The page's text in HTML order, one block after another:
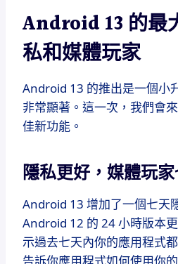
Android 13 的最
私和媒體玩家
Android 13 的推出是一個小
非常顯著。這一次，我們會
佳新功能。
隱私更好，媒體玩家
Android 13 增加了一個七天
Android 12 的 24 小時版本
示過去七天內你的應用程式